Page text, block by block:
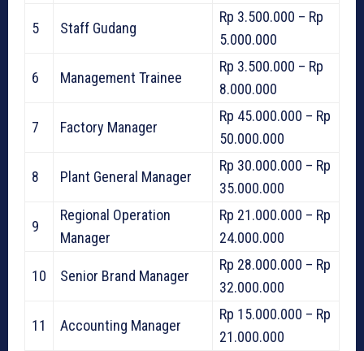
5 Staff Gudang
Rp 3.500.000 – Rp
5.000.000
6 Management Trainee
Rp 3.500.000 – Rp
8.000.000
7 Factory Manager
Rp 45.000.000 – Rp
50.000.000
8 Plant General Manager
Rp 30.000.000 – Rp
35.000.000
9
Regional Operation
Manager
Rp 21.000.000 – Rp
24.000.000
10 Senior Brand Manager
Rp 28.000.000 – Rp
32.000.000
11 Accounting Manager
Rp 15.000.000 – Rp
21.000.000